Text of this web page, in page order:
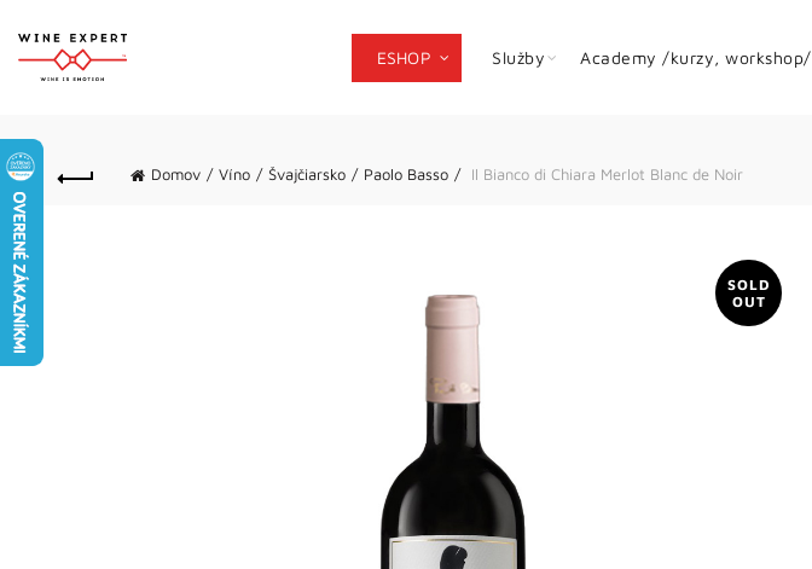
ESHOP Služby Academy /kurzy, workshop/
Domov Víno Švajčiarsko Paolo Basso Il Bianco di Chiara Merlot Blanc de Noir
SOLD
OUT